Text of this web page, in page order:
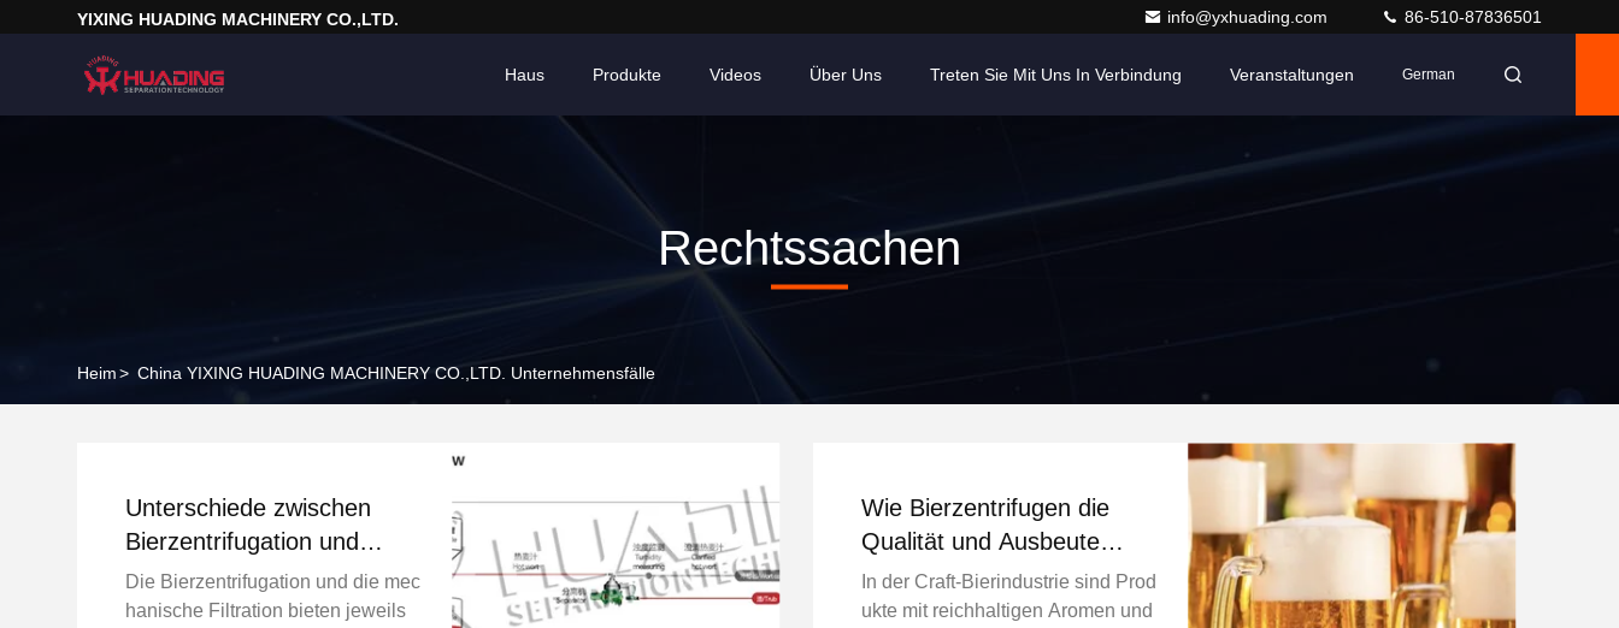
YIXING HUADING MACHINERY CO.,LTD. info@yxhuading.com 86-510-87836501
Haus Produkte Videos Über Uns Treten Sie Mit Uns In Verbindung Veranstaltungen German
Rechtssachen
Heim> China YIXING HUADING MACHINERY CO.,LTD. Unternehmensfälle
Unterschiede zwischen
Bierzentrifugation und
Filtration
Die Bierzentrifugation und die mec
hanische Filtration bieten jeweils
Wie Bierzentrifugen die
Qualität und Ausbeute
verbessern
In der Craft-Bierindustrie sind Prod
ukte mit reichhaltigen Aromen und